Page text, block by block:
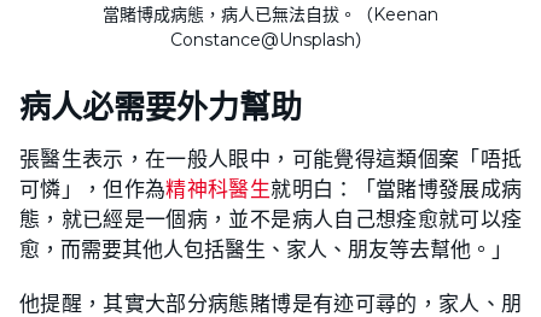
當賭博成病態，病人已無法自拔。（Keenan
Constance@Unsplash）
病人必需要外力幫助
張醫生表示，在一般人眼中，可能覺得這類個案「唔抵
可憐」，但作為精神科醫生就明白：「當賭博發展成病
態，就已經是一個病，並不是病人自己想痊愈就可以痊
愈，而需要其他人包括醫生、家人、朋友等去幫他。」
他提醒，其實大部分病態賭博是有迹可尋的，家人、朋